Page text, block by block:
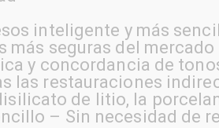
inteligente y más
más seguras del mercado
y concordancia de
las restauraciones
de litio, la
– Sin necesidad de